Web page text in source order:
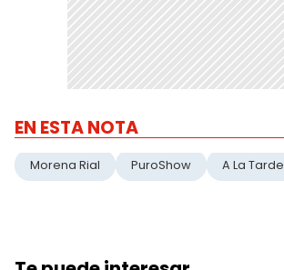
EN ESTA NOTA
Morena Rial PuroShow A La Tarde